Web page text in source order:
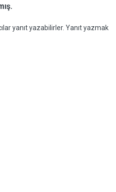
yanıt yazabilirler. Yanıt yazmak